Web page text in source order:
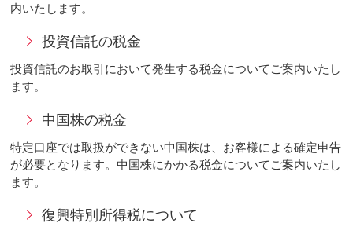
内いたします。
投資信託の税金
投資信託のお取引において発生する税金についてご案内いたし
ます。
中国株の税金
特定口座では取扱ができない中国株は、お客様による確定申告
が必要となります。中国株にかかる税金についてご案内いたし
ます。
復興特別所得税について